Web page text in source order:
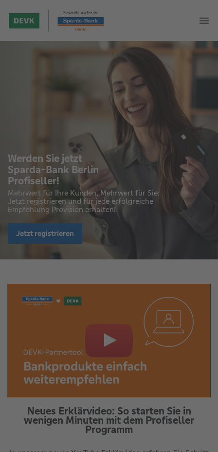
Werden Sie jetzt
Sparda-Bank Berlin
Profiseller!
Mehrwert für Ihre Kunden, Mehrwert für Sie:
Jetzt registrieren und für jede erfolgreiche
Empfehlung Provision erhalten!
Jetzt registrieren
Neues Erklärvideo: So starten Sie in
wenigen Minuten mit dem Profiseller
Programm